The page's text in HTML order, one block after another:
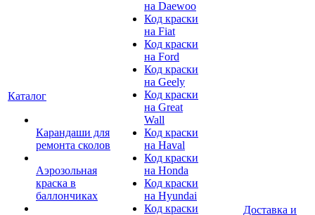
Каталог
Карандаши для
ремонта сколов
Аэрозольная
краска в
баллончиках
на Daewoo
Код краски
на Fiat
Код краски
на Ford
Код краски
на Geely
Код краски
на Great
Wall
Код краски
на Haval
Код краски
на Honda
Код краски
на Hyundai
Код краски
Доставка и